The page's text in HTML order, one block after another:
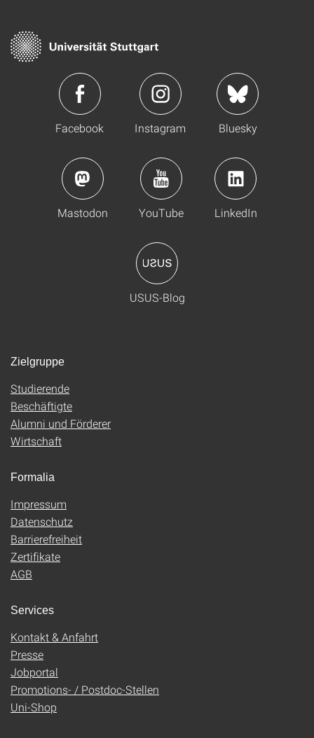
Facebook Instagram Bluesky
Mastodon YouTube LinkedIn
USUS-Blog
Zielgruppe
Studierende
Beschäftigte
Alumni und Förderer
Wirtschaft
Formalia
Impressum
Datenschutz
Barrierefreiheit
Zertifikate
AGB
Services
Kontakt & Anfahrt
Presse
Jobportal
Promotions- / Postdoc-Stellen
Uni-Shop